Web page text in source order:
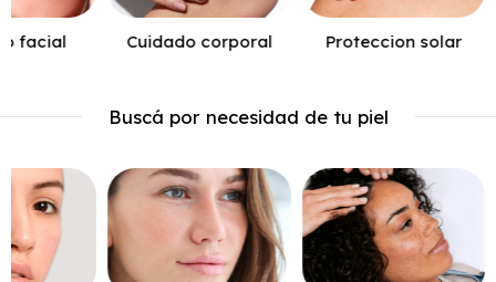
facial Cuidado corporal Proteccion solar
Buscá por necesidad de tu piel